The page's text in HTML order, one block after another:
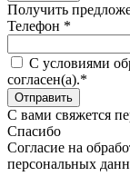
Получить
Телефон *
C условиями
согласен(а).*
С вами свяжется
Спасибо
Согласие на
персональных